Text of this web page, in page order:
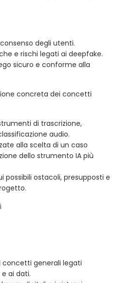
degli utenti.
e rischi legati ai deepfake.
sicuro e conforme alla
concreta dei concetti
di trascrizione,
audio.
alla scelta di un caso
dello strumento IA più
possibili ostacoli, presupposti e
concetti generali legati
e ai dati.